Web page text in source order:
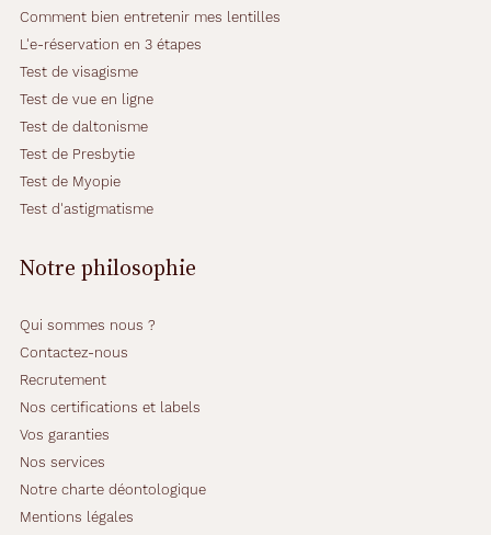
Comment bien entretenir mes lentilles
L'e-réservation en 3 étapes
Test de visagisme
Test de vue en ligne
Test de daltonisme
Test de Presbytie
Test de Myopie
Test d'astigmatisme
Notre philosophie
Qui sommes nous ?
Contactez-nous
Recrutement
Nos certifications et labels
Vos garanties
Nos services
Notre charte déontologique
Mentions légales